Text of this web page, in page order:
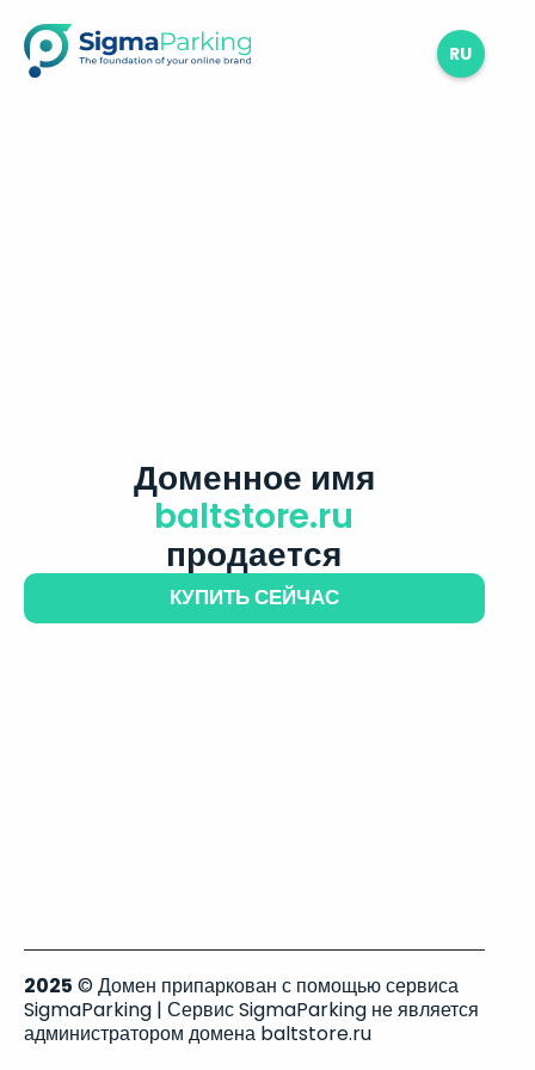
RU
Доменное имя
baltstore.ru
продается
КУПИТЬ СЕЙЧАС
2025 © Домен припаркован с помощью сервиса
SigmaParking | Сервис SigmaParking не является
администратором домена baltstore.ru